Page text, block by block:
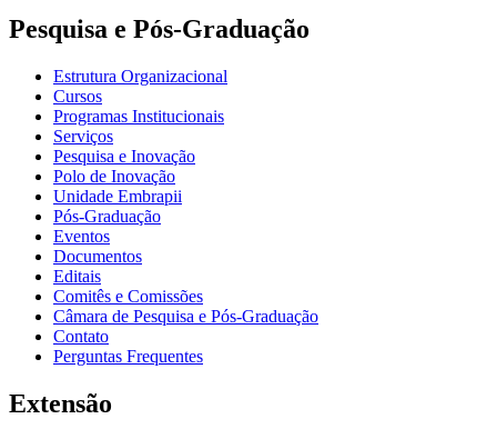
Pesquisa e Pós-Graduação
Estrutura Organizacional
Cursos
Programas Institucionais
Serviços
Pesquisa e Inovação
Polo de Inovação
Unidade Embrapii
Pós-Graduação
Eventos
Documentos
Editais
Comitês e Comissões
Câmara de Pesquisa e Pós-Graduação
Contato
Perguntas Frequentes
Extensão